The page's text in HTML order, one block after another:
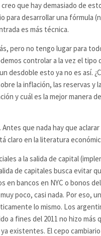
que hay demasiado de
para desarrollar una fórmula
es más técnica.
pero no tengo lugar para
controlar a la vez el tipo
desdoble esto ya no es así.
la inflación, las reservas y
y cuál es la mejor manera
Antes que nada hay que
claro en la literatura
a la salida de capital
de capitales busca evitar
bancos en NYC o bonos
poco, casi nada. Por eso,
lo mismo. Los
a fines del 2011 no hizo
existentes. El cepo